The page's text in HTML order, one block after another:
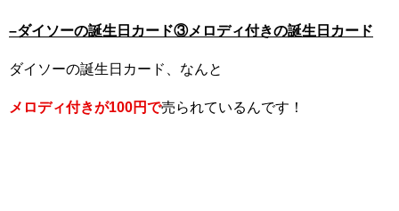
–ダイソーの誕生日カード③メロディ付きの誕生日カード
ダイソーの誕生日カード、なんと
メロディ付きが100円で売られているんです！